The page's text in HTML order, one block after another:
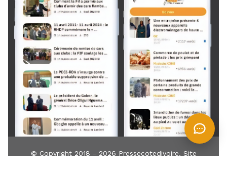
© Copyright 2018 - 2026 Pressecotedivoire. Site